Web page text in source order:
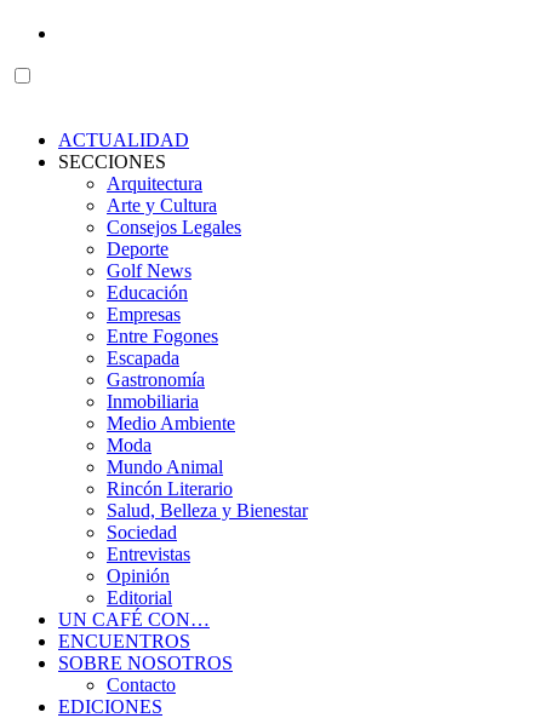
ACTUALIDAD
SECCIONES
Arquitectura
Arte y Cultura
Consejos Legales
Deporte
Golf News
Educación
Empresas
Entre Fogones
Escapada
Gastronomía
Inmobiliaria
Medio Ambiente
Moda
Mundo Animal
Rincón Literario
Salud, Belleza y Bienestar
Sociedad
Entrevistas
Opinión
Editorial
UN CAFÉ CON…
ENCUENTROS
SOBRE NOSOTROS
Contacto
EDICIONES